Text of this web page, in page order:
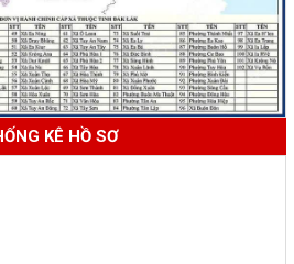
KÊ HỒ SƠ